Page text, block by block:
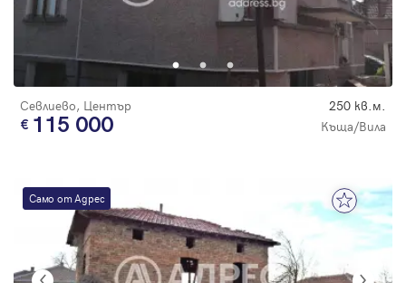
Севлиево, Център 250 кв.м.
115 000 Къща/Вила
Само от Адрес